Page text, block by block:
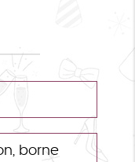
borne